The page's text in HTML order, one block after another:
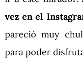
vez en el
pareció muy
para poder